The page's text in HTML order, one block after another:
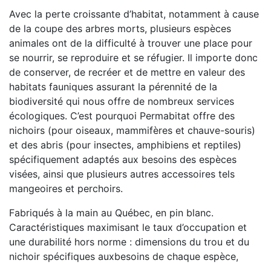
Avec la perte croissante d’habitat, notamment à cause
de la coupe des arbres morts, plusieurs espèces
animales ont de la difficulté à trouver une place pour
se nourrir, se reproduire et se réfugier. Il importe donc
de conserver, de recréer et de mettre en valeur des
habitats fauniques assurant la pérennité de la
biodiversité qui nous offre de nombreux services
écologiques. C’est pourquoi Permabitat offre des
nichoirs (pour oiseaux, mammifères et chauve-souris)
et des abris (pour insectes, amphibiens et reptiles)
spécifiquement adaptés aux besoins des espèces
visées, ainsi que plusieurs autres accessoires tels
mangeoires et perchoirs.
Fabriqués à la main au Québec, en pin blanc.
Caractéristiques maximisant le taux d’occupation et
une durabilité hors norme : dimensions du trou et du
nichoir spécifiques auxbesoins de chaque espèce,